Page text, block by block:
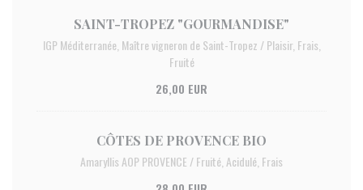
SAINT-TROPEZ "GOURMANDISE"
IGP Méditerranée, Maître vigneron de Saint-Tropez / Plaisir, Frais,
Fruité
26,00 EUR
CÔTES DE PROVENCE BIO
Amaryllis AOP PROVENCE / Fruité, Acidulé, Frais